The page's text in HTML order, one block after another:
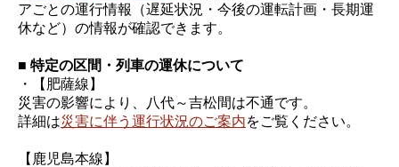
アごとの運行情報（遅延状況・今後の運転計画・長期運
休など）の情報が確認できます。
■ 特定の区間・列車の運休について
・【肥薩線】
災害の影響により、八代～吉松間は不通です。
詳細は災害に伴う運行状況のご案内をご覧ください。
【鹿児島本線】